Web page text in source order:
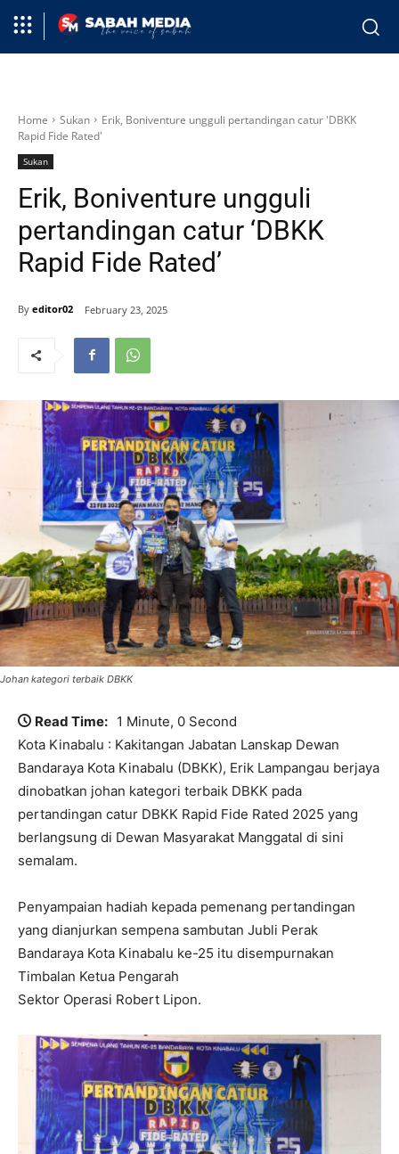
Home Sukan
Erik, Boniventure ungguli pertandingan catur 'DBKK
Rapid Fide Rated'
Sukan
Erik, Boniventure ungguli
pertandingan catur ‘DBKK
Rapid Fide Rated’
By editor02 February 23, 2025
Johan kategori terbaik DBKK
Read Time: 1 Minute, 0 Second
Kota Kinabalu : Kakitangan Jabatan Lanskap Dewan
Bandaraya Kota Kinabalu (DBKK), Erik Lampangau berjaya
dinobatkan johan kategori terbaik DBKK pada
pertandingan catur DBKK Rapid Fide Rated 2025 yang
berlangsung di Dewan Masyarakat Manggatal di sini
semalam.
Penyampaian hadiah kepada pemenang pertandingan
yang dianjurkan sempena sambutan Jubli Perak
Bandaraya Kota Kinabalu ke-25 itu disempurnakan
Timbalan Ketua Pengarah
Sektor Operasi Robert Lipon.